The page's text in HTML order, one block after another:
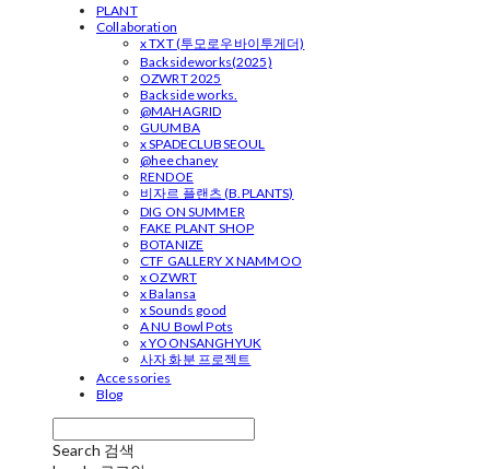
PLANT
Collaboration
x TXT (투모로우바이투게더)
Backsideworks(2025)
OZWRT 2025
Backside works.
@MAHAGRID
GUUMBA
x SPADECLUBSEOUL
@heechaney
RENDOE
비자르 플랜츠 (B.PLANTS)
DIG ON SUMMER
FAKE PLANT SHOP
BOTANIZE
CTF GALLERY X NAMMOO
x OZWRT
x Balansa
x Sounds good
A NU Bowl Pots
x YOONSANGHYUK
사자 화분 프로젝트
Accessories
Blog
Search 검색